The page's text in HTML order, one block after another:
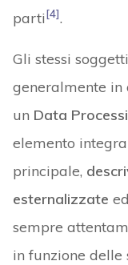
parti[4].
Gli stessi
generalmente
un Data
elemento
principale,
esternalizzate
sempre
in funzione delle